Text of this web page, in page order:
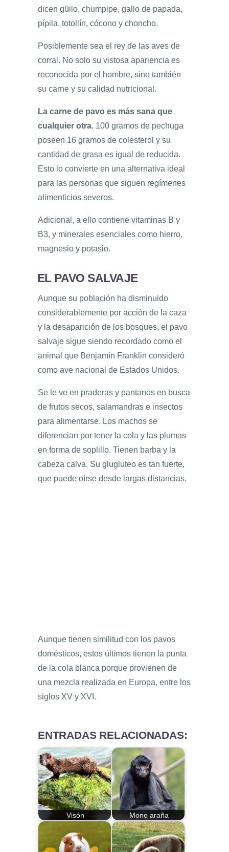
dicen güilo, chumpipe, gallo de papada,
pípila, totollín, cócono y choncho.
Posiblemente sea el rey de las aves de
corral. No solo su vistosa apariencia es
reconocida por el hombre, sino también
su carne y su calidad nutricional.
La carne de pavo es más sana que
cualquier otra. 100 gramos de pechuga
poseen 16 gramos de colesterol y su
cantidad de grasa es igual de reducida.
Esto lo convierte en una alternativa ideal
para las personas que siguen regímenes
alimenticios severos.
Adicional, a ello contiene vitaminas B y
B3, y minerales esenciales como hierro,
magnesio y potasio.
EL PAVO SALVAJE
Aunque su población ha disminuido
considerablemente por acción de la caza
y la desaparición de los bosques, el pavo
salvaje sigue siendo recordado como el
animal que Benjamín Franklin consideró
como ave nacional de Estados Unidos.
Se le ve en praderas y pantanos en busca
de frutos secos, salamandras e insectos
para alimentarse. Los machos se
diferencian por tener la cola y las plumas
en forma de soplillo. Tienen barba y la
cabeza calva. Su glugluteo es tan fuerte,
que puede oírse desde largas distancias.
Aunque tienen similitud con los pavos
domésticos, estos últimos tienen la punta
de la cola blanca porque provienen de
una mezcla realizada en Europa, entre los
siglos XV y XVI.
ENTRADAS RELACIONADAS:
Visón Mono araña